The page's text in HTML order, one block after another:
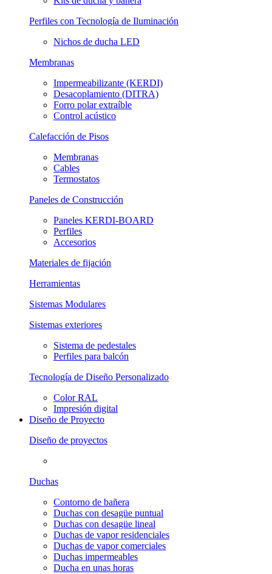
Perfiles con Tecnología de Iluminación
Nichos de ducha LED
Membranas
Impermeabilizante (KERDI)
Desacoplamiento (DITRA)
Forro polar extraíble
Control acústico
Calefacción de Pisos
Membranas
Cables
Termostatos
Paneles de Construcción
Paneles KERDI-BOARD
Perfiles
Accesorios
Materiales de fijación
Herramientas
Sistemas Modulares
Sistemas exteriores
Sistema de pedestales
Perfiles para balcón
Tecnología de Diseño Personalizado
Color RAL
Impresión digital
Diseño de Proyecto
Diseño de proyectos
Duchas
Contorno de bañera
Duchas con desagüe puntual
Duchas con desagüe lineal
Duchas de vapor residenciales
Duchas de vapor comerciales
Duchas impermeables
Ducha en unas horas